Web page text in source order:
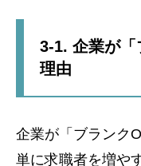
3-1. 企業が
理由
企業が「ブランク
単に求職者を増や